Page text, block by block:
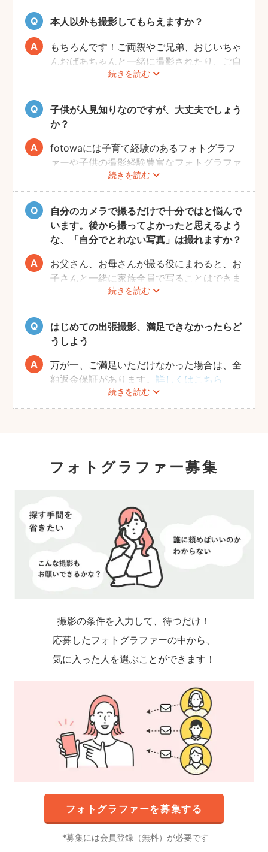
ムーズに行うことができますよ。
本人以外も撮影してもらえますか？
続きを読む
もちろんです！ご両親やご兄弟、おじいちゃ
んおばあちゃんと一緒に撮影されたり、ご自
宅で開くお誕生日会の様子を撮影される方も
いらっしゃいます。
子供が人見知りなのですが、大丈夫でしょう
か？
続きを読む
fotowaには子育て経験のあるフォトグラフ
ァーや子供の撮影経験豊富なフォトグラファ
ーもたくさん登録しています！ぜひ相談して
みてください。
また、フォトグラファー募集機能で人見知り
のお子様の撮影が得意なフォトグラファーを
募集してみるのもおすすめです。
自分のカメラで撮るだけで十分ではと悩んで
います。後から撮ってよかったと思えるよう
な、「自分でとれない写真」は撮れますか？
続きを読む
お父さん、お母さんが撮る役にまわると、お
子さんと一緒に家族全員で写ることはできま
せんし、プロの機材や構図ならではのクオリ
ティもあります。
10年後、20年後に見返して、撮ってよかっ
たと思っていただける写真をお届けします。
はじめての出張撮影、満足できなかったらど
うしよう
続きを読む
万が一、ご満足いただけなかった場合は、全
額返金保証があります。詳しくはこちら
フォトグラファー募集
撮影の条件を入力して、待つだけ！
応募したフォトグラファーの中から、
気に入った人を選ぶことができます！
フォトグラファーを募集する
募集には会員登録（無料）が必要です